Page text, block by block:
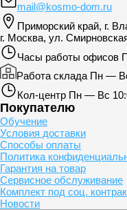
mail@kosmo-dom.ru
Приморский край, г.
г. Москва, ул.
Часы работы офисов
Работа склада Пн —
Кол-центр Пн — Вс
Покупателю
Обучение
Условия доставки
Способы оплаты
Политика
Гарантия на товар
Сервисное обслуживание
Комплект под соц.
Новости